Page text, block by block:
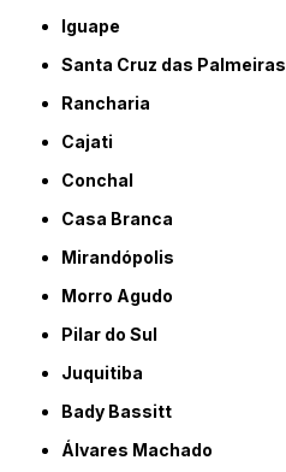
Iguape
Santa Cruz das Palmeiras
Rancharia
Cajati
Conchal
Casa Branca
Mirandópolis
Morro Agudo
Pilar do Sul
Juquitiba
Bady Bassitt
Álvares Machado